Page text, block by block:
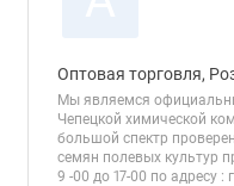
Оптовая торговля,
Мы являемся
Чепецкой химической
большой спектр
семян полевых культур
9 -00 до 17-00 по адресу :